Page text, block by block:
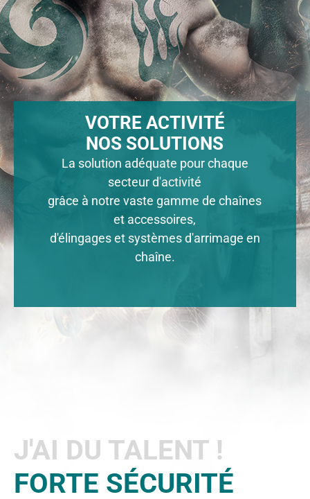
VOTRE ACTIVITÉ
NOS SOLUTIONS
La solution adéquate pour chaque
secteur d'activité
grâce à notre vaste gamme de chaînes
et accessoires,
d'élingages et systèmes d'arrimage en
chaîne.
J'AI DU TALENT !
FORTE SÉCURITÉ